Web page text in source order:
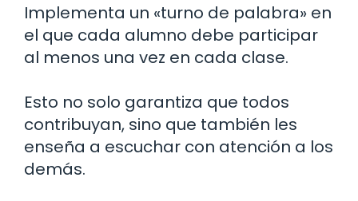
Implementa un «turno de palabra» en
el que cada alumno debe participar
al menos una vez en cada clase.
Esto no solo garantiza que todos
contribuyan, sino que también les
enseña a escuchar con atención a los
demás.